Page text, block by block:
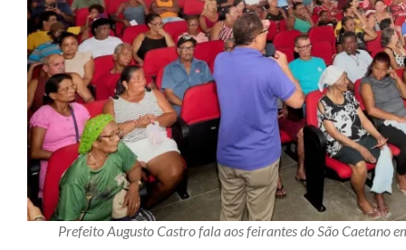
Prefeito Augusto Castro fala aos feirantes do São Caetano